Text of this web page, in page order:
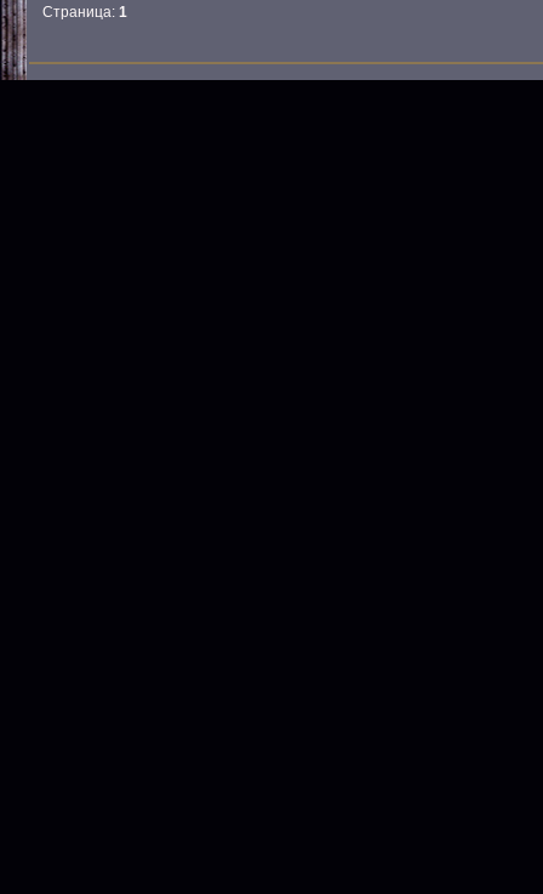
Страница:1